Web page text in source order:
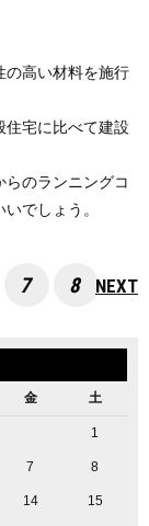
の高い材料を施行
住宅に比べて建設
のランニングコ
でしょう。
7 8 NEXT
金 土
1
7 8
14 15